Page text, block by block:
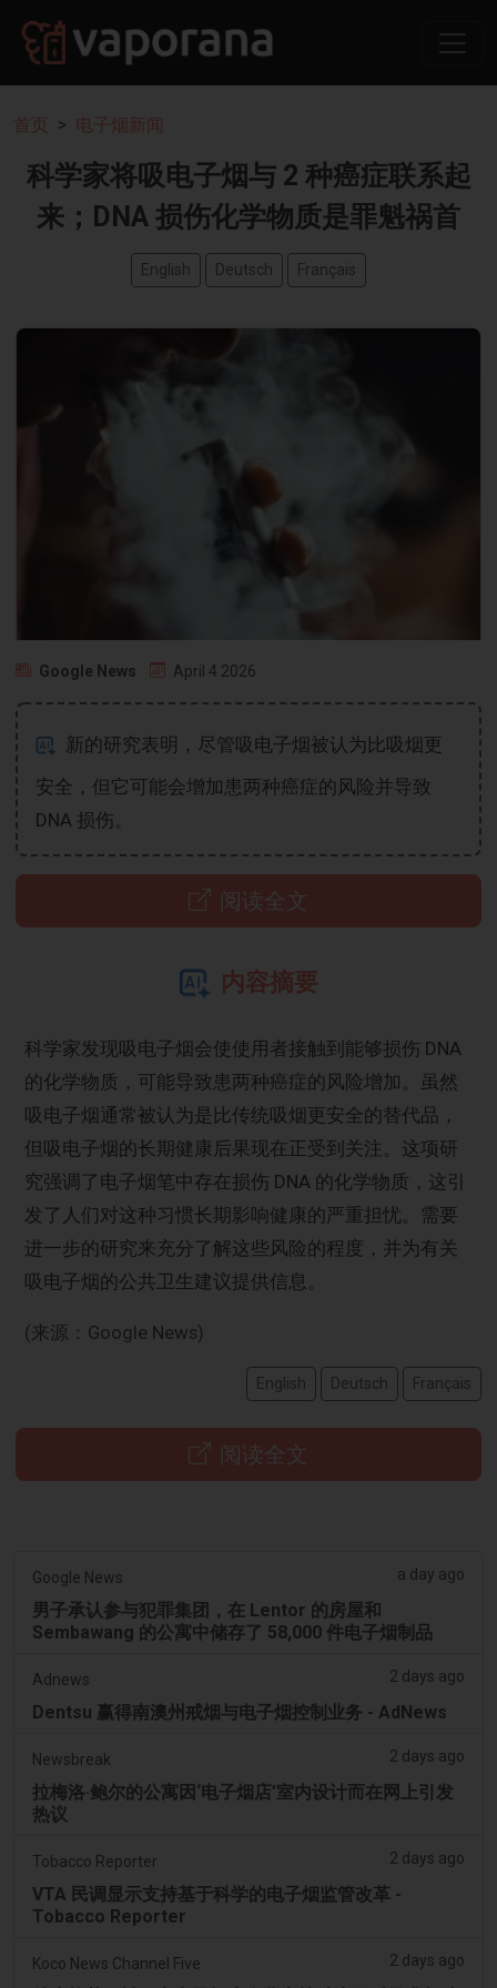
首页 电子烟新闻
科学家将吸电子烟与 2 种癌症联系起
来；DNA 损伤化学物质是罪魁祸首
English Deutsch Français
Google News April 4 2026
新的研究表明，尽管吸电子烟被认为比吸烟更
安全，但它可能会增加患两种癌症的风险并导致
DNA 损伤。
阅读全文
内容摘要
科学家发现吸电子烟会使使用者接触到能够损伤 DNA
的化学物质，可能导致患两种癌症的风险增加。虽然
吸电子烟通常被认为是比传统吸烟更安全的替代品，
但吸电子烟的长期健康后果现在正受到关注。这项研
究强调了电子烟笔中存在损伤 DNA 的化学物质，这引
发了人们对这种习惯长期影响健康的严重担忧。需要
进一步的研究来充分了解这些风险的程度，并为有关
吸电子烟的公共卫生建议提供信息。
(来源：Google News)
English Deutsch Français
阅读全文
Google News a day ago
男子承认参与犯罪集团，在 Lentor 的房屋和
Sembawang 的公寓中储存了 58,000 件电子烟制品
Adnews 2 days ago
Dentsu 赢得南澳州戒烟与电子烟控制业务 - AdNews
Newsbreak 2 days ago
拉梅洛·鲍尔的公寓因‘电子烟店’室内设计而在网上引发
热议
Tobacco Reporter 2 days ago
VTA 民调显示支持基于科学的电子烟监管改革 -
Tobacco Reporter
Koco News Channel Five 2 days ago